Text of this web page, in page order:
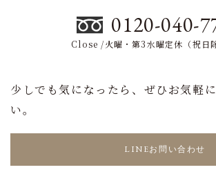
0120-040-
Close /火曜・第3水曜定休（祝日除
少しでも気になったら、ぜひお気軽
い。
LINEお問い合わせ